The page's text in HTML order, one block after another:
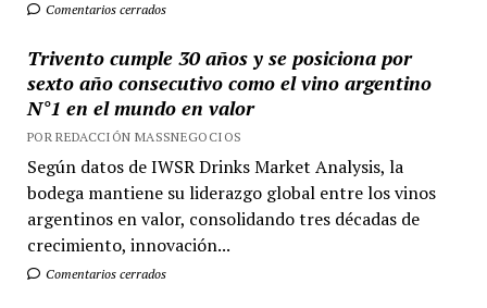
Comentarios cerrados
Trivento cumple 30 años y se posiciona por
sexto año consecutivo como el vino argentino
N°1 en el mundo en valor
POR REDACCIÓN MASSNEGOCIOS
Según datos de IWSR Drinks Market Analysis, la
bodega mantiene su liderazgo global entre los vinos
argentinos en valor, consolidando tres décadas de
crecimiento, innovación...
Comentarios cerrados